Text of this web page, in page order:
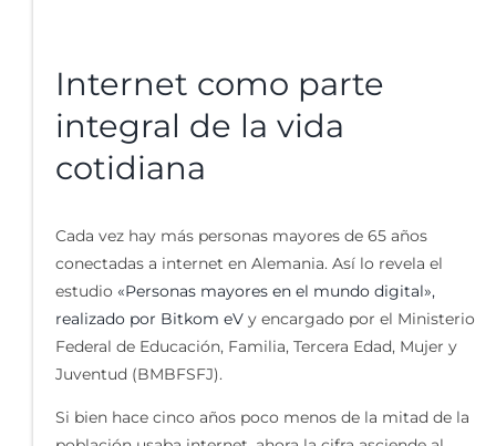
Internet como parte
integral de la vida
cotidiana
Cada vez hay más personas mayores de 65 años
conectadas a internet en Alemania. Así lo revela el
estudio «Personas mayores en el mundo digital»,
realizado por Bitkom eVy encargado por el Ministerio
Federal de Educación, Familia, Tercera Edad, Mujer y
Juventud (BMBFSFJ).
Si bien hace cinco años poco menos de la mitad de la